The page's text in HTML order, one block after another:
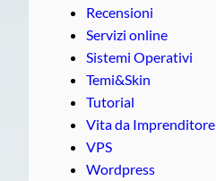
Recensioni
Servizi online
Sistemi Operativi
Temi&Skin
Tutorial
Vita da Imprenditore
VPS
Wordpress